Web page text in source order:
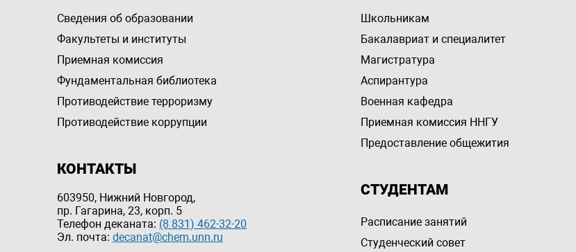
Сведения об образовании
Факультеты и институты
Приемная комиссия
Фундаментальная библиотека
Противодействие терроризму
Противодействие коррупции
КОНТАКТЫ
603950, Нижний Новгород,
пр. Гагарина, 23, корп. 5
Телефон деканата: (8 831) 462-32-20
Эл. почта: decanat@chem.unn.ru
Школьникам
Бакалавриат и специалитет
Магистратура
Аспирантура
Военная кафедра
Приемная комиссия ННГУ
Предоставление общежития
СТУДЕНТАМ
Расписание занятий
Студенческий совет